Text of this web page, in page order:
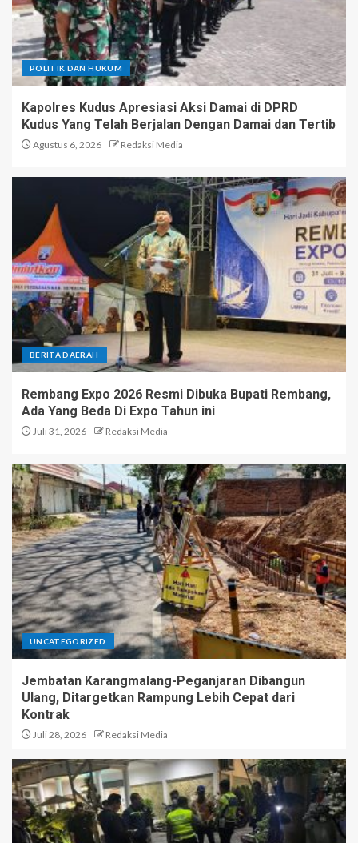
POLITIK DAN HUKUM
Kapolres Kudus Apresiasi Aksi Damai di DPRD
Kudus Yang Telah Berjalan Dengan Damai dan Tertib
Agustus 6, 2026 Redaksi Media
BERITA DAERAH
Rembang Expo 2026 Resmi Dibuka Bupati Rembang,
Ada Yang Beda Di Expo Tahun ini
Juli 31, 2026 Redaksi Media
UNCATEGORIZED
Jembatan Karangmalang-Peganjaran Dibangun
Ulang, Ditargetkan Rampung Lebih Cepat dari
Kontrak
Juli 28, 2026 Redaksi Media